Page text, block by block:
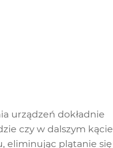
urządzeń dokładnie
czy w dalszym kącie
eliminując plątanie się